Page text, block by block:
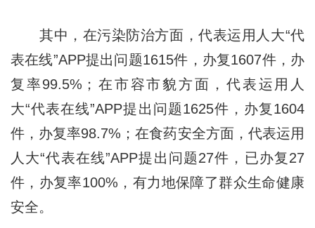
其中，在污染防治方面，代表运用人大“代
表在线”APP提出问题1615件，办复1607件，办
复率99.5%；在市容市貌方面，代表运用人
大“代表在线”APP提出问题1625件，办复1604
件，办复率98.7%；在食药安全方面，代表运用
人大“代表在线”APP提出问题27件，已办复27
件，办复率100%，有力地保障了群众生命健康
安全。